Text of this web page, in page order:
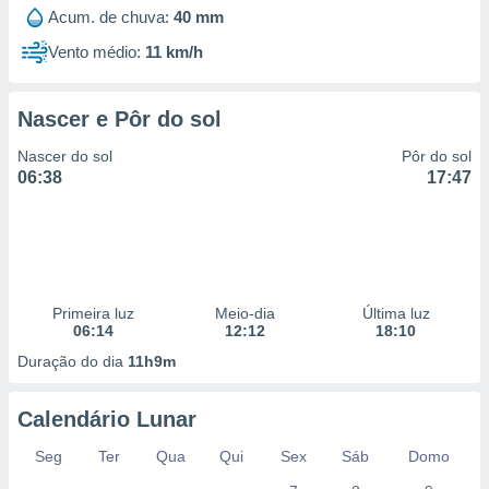
utilizar
criar
ou
fontes,
e melhorar
dados
Acum. de chuva: 40 mm
Vento médio: 11 km/h
Nascer e Pôr do sol
Nascer do sol
06:38
Pôr do sol
17:47
Primeira luz
06:14
Meio-dia
12:12
Última luz
18:10
Duração do dia 11h9m
Calendário Lunar
Seg Ter Qua Qui Sex Sáb
Domo